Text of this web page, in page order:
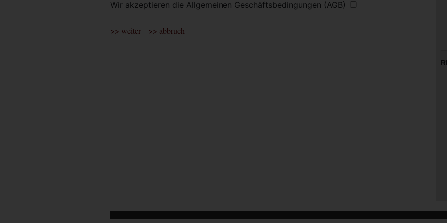
Wir akzeptieren die Allgemeinen Geschäftsbedingungen (AGB)